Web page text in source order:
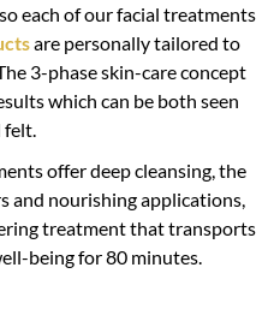
each of our facial treatments
are personally tailored to
3-phase skin-care concept
which can be both seen
felt.
offer deep cleansing, the
and nourishing applications,
treatment that transports
being for 80 minutes.